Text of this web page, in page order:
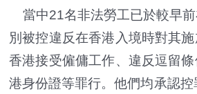
當中21名非法勞工已於較早
別被控違反在香港入境時對其
香港接受僱傭工作、違反逗留
港身份證等罪行。他們均承認